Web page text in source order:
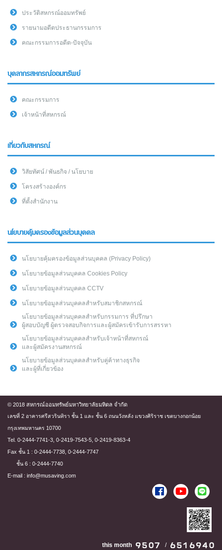
ประวัติสหกรณ์ออมทรัพย์
รายนามอดีตประธานกรรมการ
คณะกรรมการอดีต-ปัจจุบัน
บุคลากรสหกรณ์ออมทรัพย์
คณะกรรมการ
เจ้าหน้าที่สหกรณ์
เกี่ยวกับสหกรณ์
วิสัยทัศน์ / พันธกิจ / นโยบาย
โครงสร้างองค์กร
ที่ตั้งสำนักงาน
นโยบายคุ้มครองข้อมูลส่วนบุคคล
นโยบายคุ้มครองข้อมูลส่วนบุคคล (Privacy Policy)
นโยบายข้อมูลส่วนบุคคล Cookies Policy
นโยบายข้อมูลส่วนบุคคล CCTV
นโยบายข้อมูลส่วนบุคคลสำหรับสมาชิกสหกรณ์
นโยบายข้อมูลส่วนบุคคลสำหรับกรรมการ ที่ปรึกษา
ผู้สอบบัญชี ผู้ตรวจสอบกิจการและผู้สมัครเข้ารับการสรรหา
นโยบายข้อมูลส่วนบุคคลสำหรับเจ้าหน้าที่สหกรณ์
และผู้สมัครงานสหกรณ์
นโยบายข้อมูลส่วนบุคคลสำหรับคู่ค้าทางธุรกิจ
และผู้ที่เกี่ยวข้อง
© 2018 สหกรณ์ออมทรัพย์มหาวิทยาลัยมหิดล จำกัด
เลขที่ 2 อาคารศรีสวรินทิรา ชั้น 1 และ ชั้น 6 ถนนวังหลัง แขวงศิริราช เขตบางกอกน้อย
กรุงเทพมหานคร 10700
Tel. 0-2444-7741-3, 0-2419-7543-5, 0-2419-8363-4
Fax ชั้น 1 : 0-2444-7738, 0-2444-7747
ชั้น 6 : 0-2444-7740
E-mail : info@musaving.com
this month /